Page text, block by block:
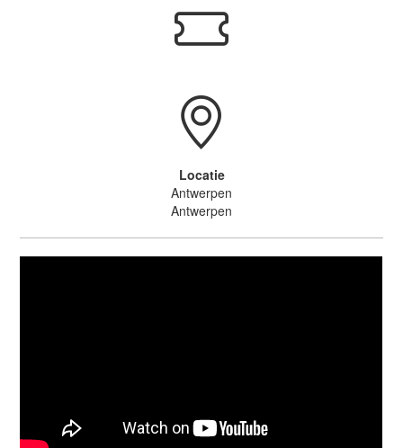
Locatie
Antwerpen
Antwerpen